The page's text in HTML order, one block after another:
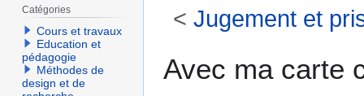
< Jugement et
à
à
Avec ma carte
Catégories
Cours et travaux
Education et
pédagogie
Méthodes de
design et de